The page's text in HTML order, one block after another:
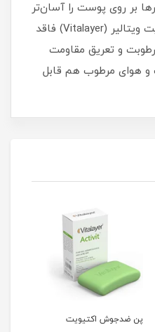
بر روی پوست را آسان‌تر
میکند.كرم ضد آفتاب اكتى ويت ويتالير (Vitalayer) فاقد
رطوبت و تعریق مقاومت
و هوای مرطوب هم قابل
پن ضدجوش اکتیویت